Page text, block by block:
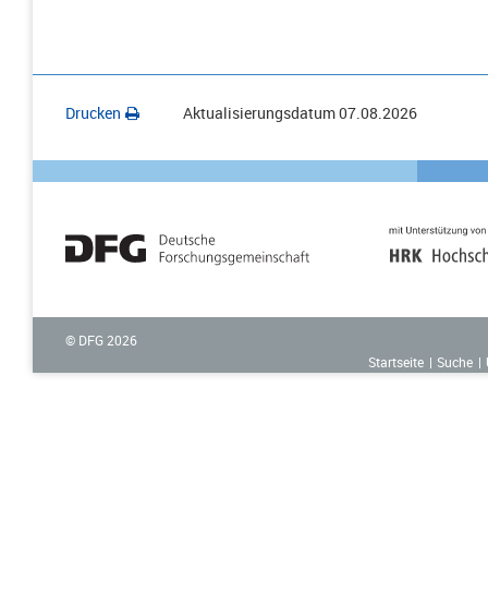
Drucken Aktualisierungsdatum07.08.2026
© DFG 2026
Startseite
Suche